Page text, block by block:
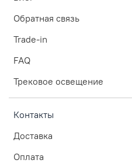
Обратная связь
Trade-in
FAQ
Трековое освещение
Контакты
Доставка
Оплата